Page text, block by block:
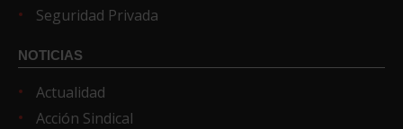
Seguridad Privada
NOTICIAS
Actualidad
Acción Sindical